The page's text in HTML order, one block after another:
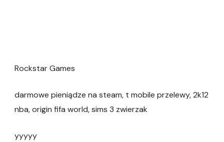
Rockstar Games
darmowe pieniądze na steam, t mobile przelewy, 2k12
nba, origin fifa world, sims 3 zwierzak
yyyyy